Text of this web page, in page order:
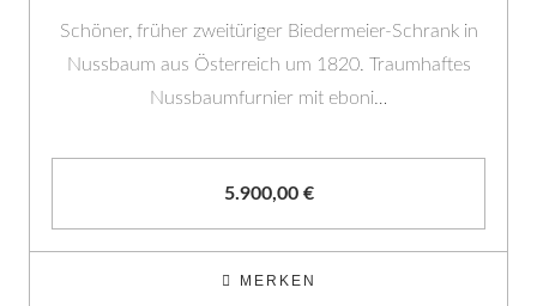
Schöner, früher zweitüriger Biedermeier-Schrank in
Nussbaum aus Österreich um 1820. Traumhaftes
Nussbaumfurnier mit eboni…
5.900,00 €
MERKEN